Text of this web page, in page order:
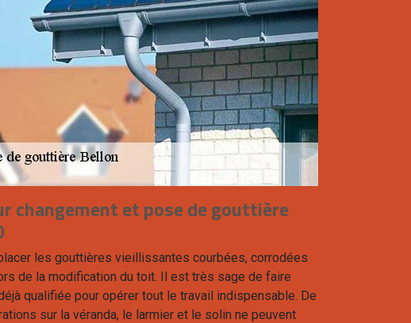
changement et pose de gouttière
les gouttières vieillissantes courbées, corrodées
de la modification du toit. Il est très sage de faire
qualifiée pour opérer tout le travail indispensable. De
sur la véranda, le larmier et le solin ne peuvent